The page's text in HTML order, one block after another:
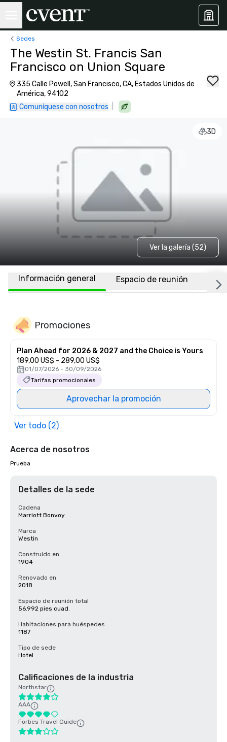
Sedes
The Westin St. Francis San
Francisco on Union Square
335 Calle Powell, San Francisco, CA, Estados Unidos de
América, 94102
Comuníquese con nosotros
3D
Ver la galería (52)
Información general Espacio de reunión
Promociones
Plan Ahead for 2026 & 2027 and the Choice is Yours
189,00 US$ - 289,00 US$
01/07/2026 - 30/09/2026
Tarifas promocionales
Aprovechar la promoción
Ver todo (2)
Acerca de nosotros
Prueba
Detalles de la sede
Cadena
Marriott Bonvoy
Marca
Westin
Construido en
1904
Renovado en
2018
Espacio de reunión total
56.992 pies cuad.
Habitaciones para huéspedes
1187
Tipo de sede
Hotel
Calificaciones de la industria
Northstar
AAA
Forbes Travel Guide